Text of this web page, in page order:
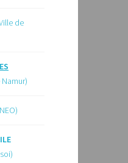
de
Namur)